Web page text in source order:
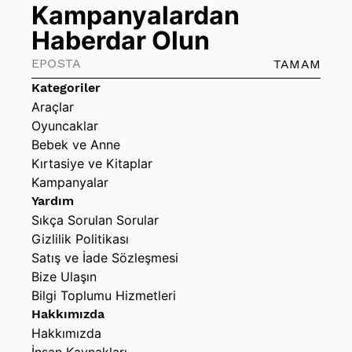
Kategoriler
Araçlar
Oyuncaklar
Bebek ve Anne
Kırtasiye ve Kitaplar
Kampanyalar
Yardım
Sıkça Sorulan Sorular
Gizlilik Politikası
Satış ve İade Sözleşmesi
Bize Ulaşın
Bilgi Toplumu Hizmetleri
Hakkımızda
Hakkımızda
Kampanyalardan
Haberdar Olun
TAMAM